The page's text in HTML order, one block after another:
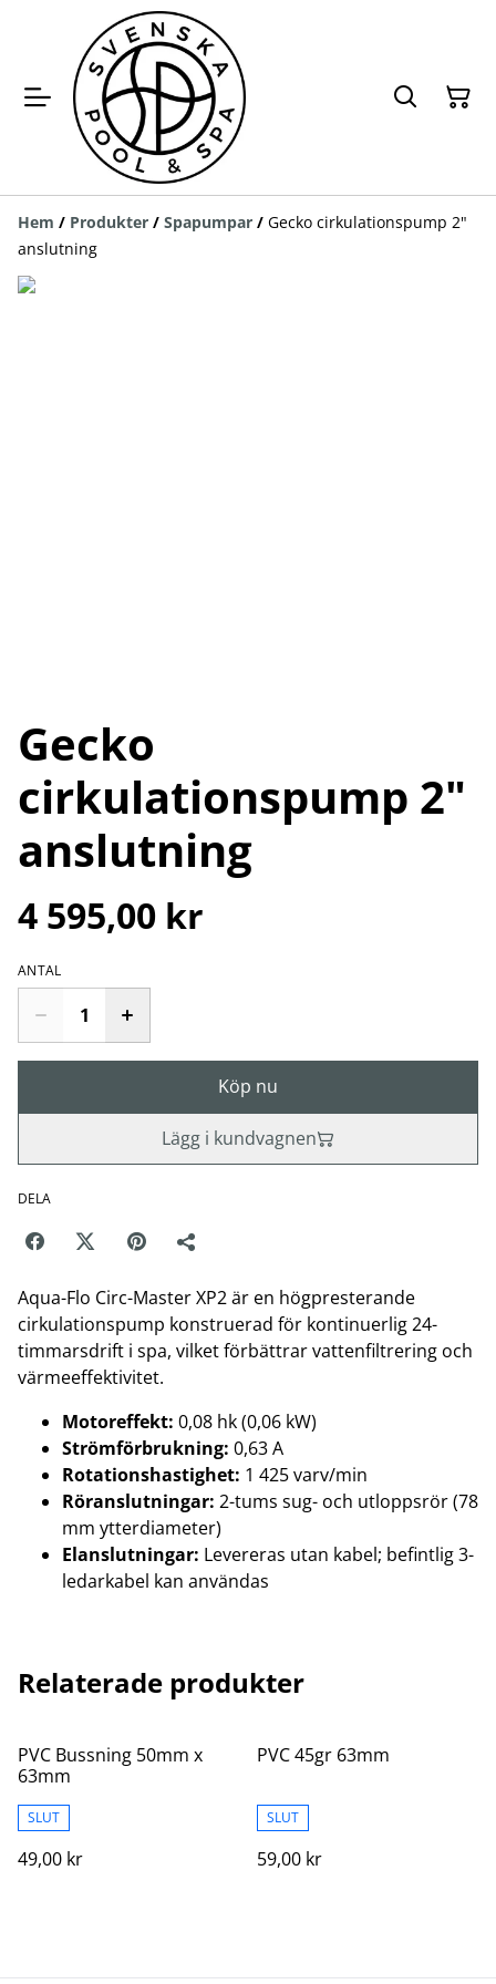
Hem / Produkter / Spapumpar / Gecko cirkulationspump 2"
anslutning
Gecko
cirkulationspump 2"
anslutning
4 595,00 kr
ANTAL
Köp nu
Lägg i kundvagnen
DELA
Aqua-Flo Circ-Master XP2 är en högpresterande
cirkulationspump konstruerad för kontinuerlig 24-
timmarsdrift i spa, vilket förbättrar vattenfiltrering och
värmeeffektivitet.
Motoreffekt: 0,08 hk (0,06 kW)
Strömförbrukning: 0,63 A
Rotationshastighet: 1 425 varv/min
Röranslutningar: 2-tums sug- och utloppsrör (78
mm ytterdiameter)
Elanslutningar: Levereras utan kabel; befintlig 3-
ledarkabel kan användas
Relaterade produkter
PVC Bussning 50mm x
63mm
SLUT
49,00 kr
PVC 45gr 63mm
SLUT
59,00 kr